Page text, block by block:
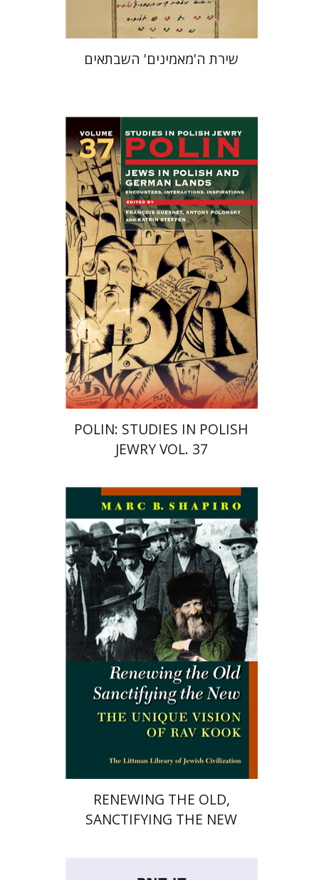
שירת ה'מאמינים' השבתאים
קתרין סטפן
François
Guesnet
Antony Polonsky
הנחת אתר ספר מודפס
$135
$122
POLIN: STUDIES IN POLISH
JEWRY VOL. 37
מארק שפירו
הנחת אתר ספר מודפס
$38
$34
RENEWING THE OLD,
SANCTIFYING THE NEW